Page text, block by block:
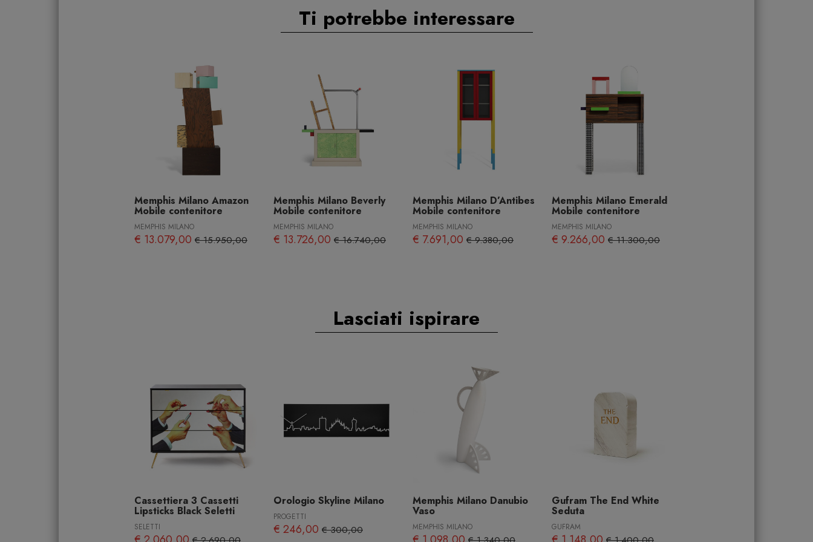
Ti potrebbe interessare
Memphis Milano Amazon
Mobile contenitore
MEMPHIS MILANO
€ 13.079,00 € 15.950,00
Memphis Milano Beverly
Mobile contenitore
MEMPHIS MILANO
€ 13.726,00 € 16.740,00
Memphis Milano D’Antibes
Mobile contenitore
MEMPHIS MILANO
€ 7.691,00 € 9.380,00
Memphis Milano Emerald
Mobile contenitore
MEMPHIS MILANO
€ 9.266,00 € 11.300,00
Lasciati ispirare
Cassettiera 3 Cassetti
Lipsticks Black Seletti
SELETTI
Orologio Skyline Milano
PROGETTI
€ 246,00 € 300,00
Memphis Milano Danubio
Vaso
MEMPHIS MILANO
Gufram The End White
Seduta
GUFRAM